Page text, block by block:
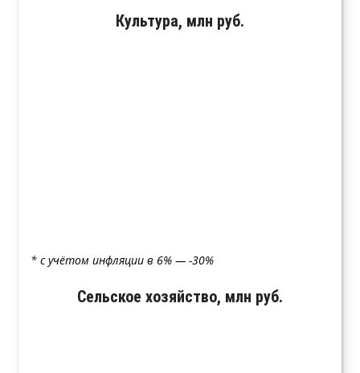
Культура, млн руб.
* с учётом инфляции в 6% — -30%
Сельское хозяйство, млн руб.